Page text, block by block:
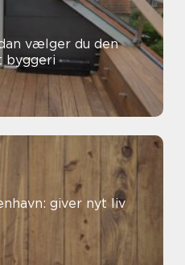
byggeri
giver nyt liv